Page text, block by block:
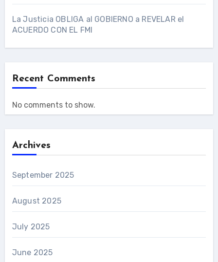
La Justicia OBLIGA al GOBIERNO a REVELAR el
ACUERDO CON EL FMI
Recent Comments
No comments to show.
Archives
September 2025
August 2025
July 2025
June 2025